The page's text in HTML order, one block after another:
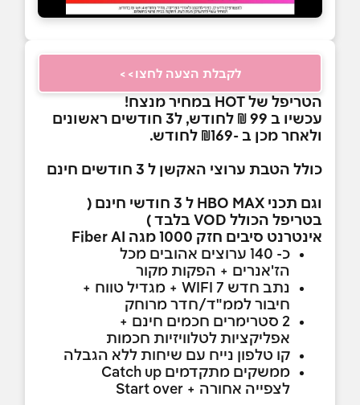
לקבלת הצעה לחצו>>
הטריפל של HOT במחיר מנצח!
עכשיו ב 99₪ לחודש, ל3 חודשים ראשונים
ולאחר מכן ב -₪169 לחודש.
כולל הטבת ערוצי האקשן ל 3 חודשים חינם
וגם תכני HBO MAX ל 3 חודשי חינם (
בטריפל הכולל VOD בלבד )
אינטרנט סיבים חזק 1000 מגה Fiber AI
כ- 140 ערוצים אהובים מכל
הז'אנרים + הפקות מקור
נתב חדש WIFI 7 + מגדיל טווח +
חיבור לממ"ד/חדר מרוחק
2 סטרימרים חכמים חינם +
אפליקציות לטלוויזיות חכמות
קו טלפון נייח עם שיחות ללא הגבלה
ממשקים מתקדמים Catch up
לצפייה אחורה + Start over